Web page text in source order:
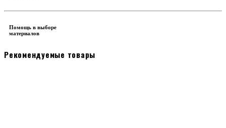
Помощь в выборе
материалов
Рекомендуемые товары